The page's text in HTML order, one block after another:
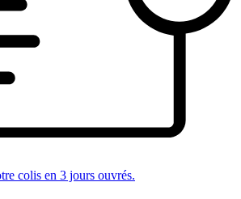
colis en 3 jours ouvrés.